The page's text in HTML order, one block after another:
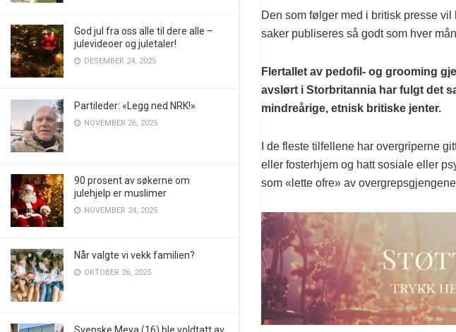
God jul fra oss alle til dere alle –
julevideoer og juletaler!
DESEMBER 24, 2025
Partileder: «Legg ned NRK!»
NOVEMBER 26, 2025
90 prosent av søkerne om
julehjelp er muslimer
NOVEMBER 24, 2025
Når valgte vi vekk familien?
OKTOBER 26, 2025
Den som følger med i britisk presse
saker publiseres så godt som hver
Flertallet av pedofil- og grooming
avslørt i Storbritannia har fulgt det
mindreårige, etnisk britiske jenter.
I de fleste tilfellene har overgriperne
eller fosterhjem og hatt sosiale eller
som «lette ofre» av